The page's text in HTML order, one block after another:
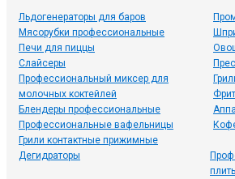
Льдогенераторы для баров
Мясорубки профессиональные
Печи для пиццы
Слайсеры
Профессиональный миксер для
молочных коктейлей
Блендеры профессиональные
Профессиональные вафельницы
Грили контактные прижимные
Дегидраторы